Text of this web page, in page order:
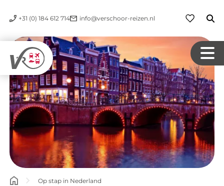
+31 (0) 184 612 714 info@verschoor-reizen.nl
Op stap in Nederland